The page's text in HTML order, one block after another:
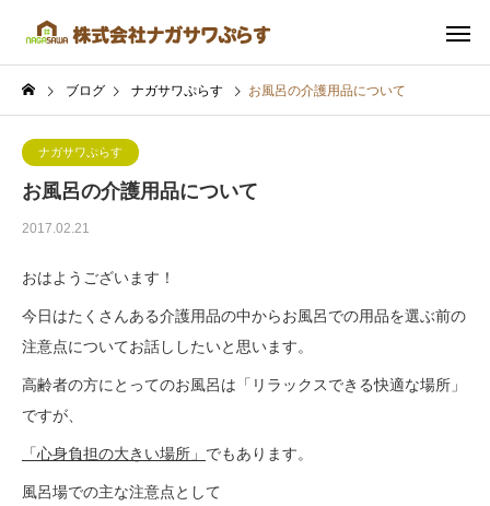
ブログ ナガサワぷらす お風呂の介護用品について
ナガサワぷらす
お風呂の介護用品について
2017.02.21
おはようございます！
今日はたくさんある介護用品の中からお風呂での用品を選ぶ前の
注意点についてお話ししたいと思います。
高齢者の方にとってのお風呂は「リラックスできる快適な場所」
ですが、
「心身負担の大きい場所」 でもあります。
風呂場での主な注意点として